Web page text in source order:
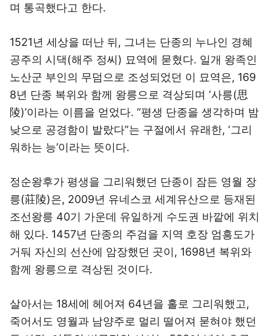
며 통곡했다고 한다.
1521년 세상을 떠난 뒤, 그녀는 단종의 누나인 경혜
공주의 시댁(해주 정씨) 묘역에 묻혔다. 일개 왕족인
노산군 부인의 무덤으로 조성되었던 이 묘역은, 169
8년 단종 복위와 함께 왕릉으로 격상되며 ‘사릉(思
陵)’이라는 이름을 얻었다. “평생 단종을 생각하며 밤
낮으로 공경함이 발랐다”는 구절에서 유래한, ‘그리
워하는 능’이라는 뜻이다.
정순왕후가 평생을 그리워했던 단종이 잠든 영월 장
릉(莊陵)은, 2009년 유네스코 세계유산으로 등재된
조선왕릉 40기 가운데 유일하게 수도권 바깥에 위치
해 있다. 1457년 단종의 주검을 지역 호장 엄흥도가
거둬 자신의 선산에 암장했던 곳이, 1698년 복위와
함께 왕릉으로 격상된 것이다.
살아서는 18세에 헤어져 64년을 홀로 그리워했고,
죽어서도 영월과 남양주로 멀리 떨어져 묻혀야 했던